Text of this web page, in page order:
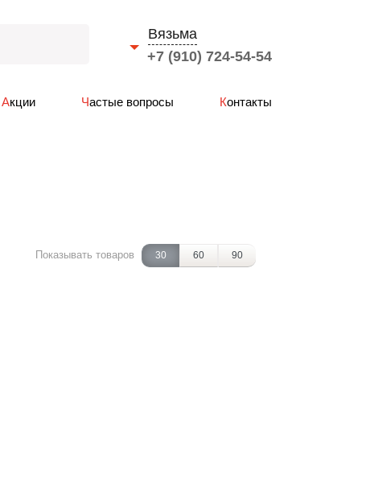
Вязьма
+7 (910) 724-54-54
Акции Частые вопросы Контакты
Показывать товаров 30 60 90